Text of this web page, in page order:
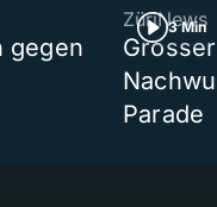
gegen
3 Min
ZüriNews
Parade